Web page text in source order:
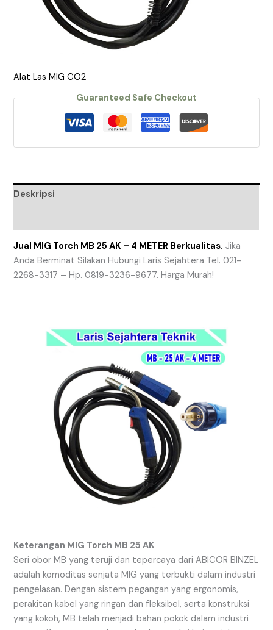
Alat Las MIG CO2
Guaranteed Safe Checkout
Deskripsi
Jual MIG Torch MB 25 AK – 4 METER Berkualitas. Jika
Anda Berminat Silakan Hubungi Laris Sejahtera Tel. 021-
2268-3317 – Hp. 0819-3236-9677. Harga Murah!
Keterangan MIG Torch MB 25 AK
Seri obor MB yang teruji dan tepercaya dari ABICOR BINZEL
adalah komoditas senjata MIG yang terbukti dalam industri
pengelasan. Dengan sistem pegangan yang ergonomis,
perakitan kabel yang ringan dan fleksibel, serta konstruksi
yang kokoh, MB telah menjadi bahan pokok dalam industri